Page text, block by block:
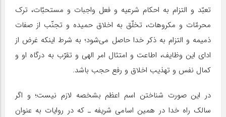
تعبّد و التزام به احکام شرعیه و فعل واجبات و مستحبّات، ترک
محرمّات و مکروهات، تخلّق به اخلاق حمیده و تجنّب از صفات
ذمیمه و التزام به ذکر خدا حاصل مى‌شود؛ به شرط‌ اینکه غرض از
اداى این وظایف، اطاعت و امتثال امر الهى و تقرّب به درگاه او و
کمال نفس و تهذیب اخلاق و رفع حجب باشد.
در این صورت شناختن اسم اعظم بشخصه لازم نیست؛ و اگر
سالک راه خدا در همین اسامى شریفه ـ ‌که در روایات به عنوان